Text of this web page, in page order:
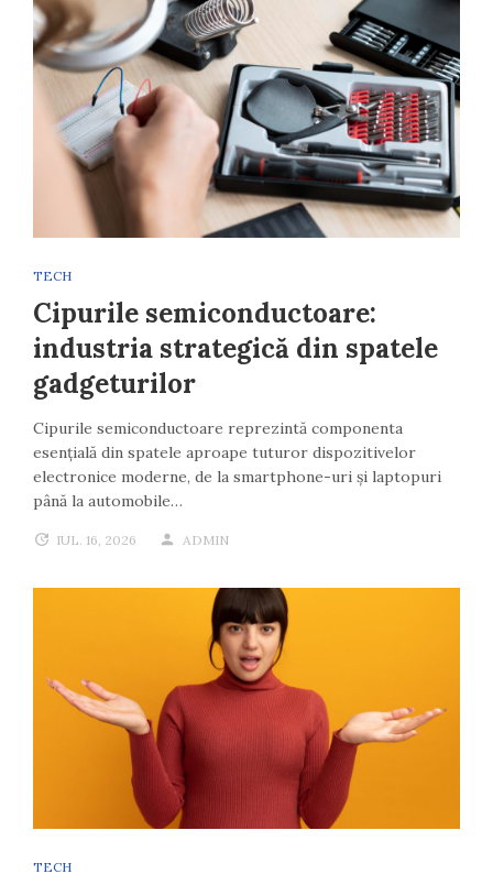
TECH
Cipurile semiconductoare:
industria strategică din spatele
gadgeturilor
Cipurile semiconductoare reprezintă componenta
esențială din spatele aproape tuturor dispozitivelor
electronice moderne, de la smartphone-uri și laptopuri
până la automobile…
IUL. 16, 2026 ADMIN
TECH